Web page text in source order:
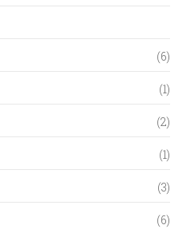
(6)
(1)
(2)
(1)
(3)
(6)